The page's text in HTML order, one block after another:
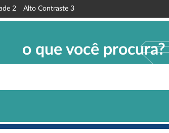
2 Alto Contraste 3
o que você procura?